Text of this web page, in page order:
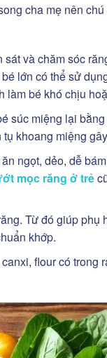
cha mẹ nên
và chăm sóc
lớn có thể sử
làm bé khó chịu
súc miệng lại
khoang miệng
ngọt, dẻo, dễ
mọc răng ở trẻ
Từ đó giúp phụ
khớp.
flour có